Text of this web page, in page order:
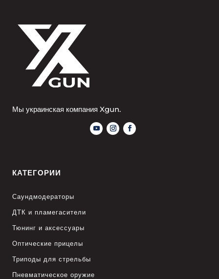
Мы украинская компания Xgun.
КАТЕГОРИИ
Саундмодераторы
ДТК и пламегасители
Тюнинг и аксессуары
Оптические прицелы
Триподы для стрельбы
Пневматическое оружие